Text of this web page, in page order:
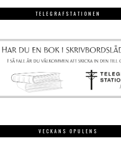
TELEGRAFSTATIONEN
VECKANS OPULENS